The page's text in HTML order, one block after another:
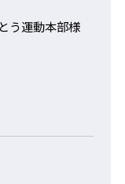
う運動本部様